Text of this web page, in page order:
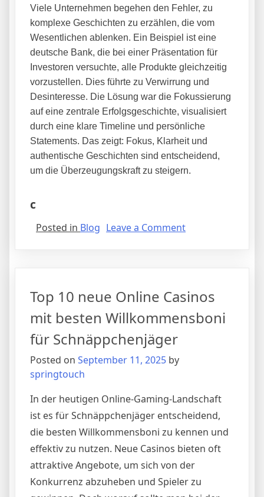
Viele Unternehmen begehen den Fehler, zu
komplexe Geschichten zu erzählen, die vom
Wesentlichen ablenken. Ein Beispiel ist eine
deutsche Bank, die bei einer Präsentation für
Investoren versuchte, alle Produkte gleichzeitig
vorzustellen. Dies führte zu Verwirrung und
Desinteresse. Die Lösung war die Fokussierung
auf eine zentrale Erfolgsgeschichte, visualisiert
durch eine klare Timeline und persönliche
Statements. Das zeigt: Fokus, Klarheit und
authentische Geschichten sind entscheidend,
um die Überzeugungskraft zu steigern.
c
Posted in Blog Leave a Commenton
in
die
Leitfaden
für
Praxis
Top 10 neue Online Casinos
mit besten Willkommensboni
für Schnäppchenjäger
Posted on September 11, 2025 by
springtouch
In der heutigen Online-Gaming-Landschaft
ist es für Schnäppchenjäger entscheidend,
die besten Willkommensboni zu kennen und
effektiv zu nutzen. Neue Casinos bieten oft
attraktive Angebote, um sich von der
Konkurrenz abzuheben und Spieler zu